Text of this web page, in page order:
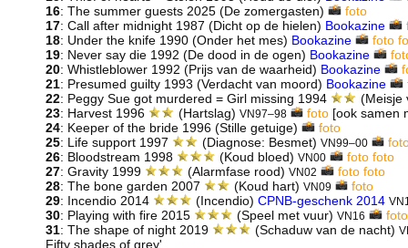
16: The summer guests 2025 (De zomergasten)
foto
17: Call after midnight 1987 (Dicht op de hielen) Bookazine
18: Under the knife 1990 (Onder het mes) Bookazine foto
19: Never say die 1992 (De dood in de ogen) Bookazine
20: Whistleblower 1992 (Prijs van de waarheid) Bookazine
21: Presumed guilty 1993 (Verdacht van moord) Bookazine
22: Peggy Sue got murdered = Girl missing 1994
(Meisje
23: Harvest 1996 (Hartslag) VN97–98 foto [ook samen
24: Keeper of the bride 1996 (Stille getuige)
foto
25: Life support 1997 (Diagnose: Besmet) VN99–00
26: Bloodstream 1998 (Koud bloed)VN00 foto foto
27: Gravity 1999 (Alarmfase rood)VN02 foto foto
28: The bone garden 2007 (Koud hart) VN09
foto
29: Incendio 2014 (Incendio)CPNB-geschenk 2014
30: Playing with fire 2015 (Speel met vuur)VN16 foto
31: The shape of night 2019 (Schaduw van de nacht)
Fifty shades of grey'